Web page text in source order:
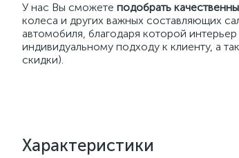
У нас Вы сможете подобрать
колеса и других важных составляющих
автомобиля, благодаря которой
индивидуальному подходу к клиенту, а
скидки).
Характеристики